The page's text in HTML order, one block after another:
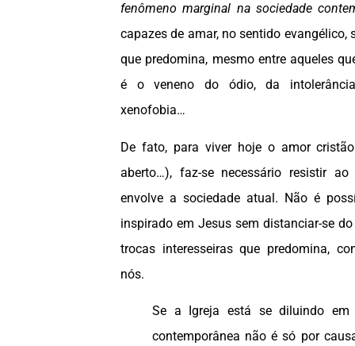
fenômeno marginal na sociedade
capazes de amar, no sentido evangélico,
que predomina, mesmo entre aqueles
é o veneno do ódio, da
xenofobia…
De fato, para viver hoje o amor
aberto…), faz-se necessário resistir
envolve a sociedade atual. Não é
inspirado em Jesus sem distanciar-se
trocas interesseiras que predomina,
nós.
Se a Igreja está se diluindo em
contemporânea não é só por